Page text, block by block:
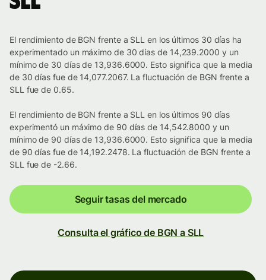
El rendimiento de BGN frente a SLL en los últimos 30 días ha
experimentado un máximo de 30 días de 14,239.2000 y un
mínimo de 30 días de 13,936.6000. Esto significa que la media
de 30 días fue de 14,077.2067. La fluctuación de BGN frente a
SLL fue de 0.65.
El rendimiento de BGN frente a SLL en los últimos 90 días
experimentó un máximo de 90 días de 14,542.8000 y un
mínimo de 90 días de 13,936.6000. Esto significa que la media
de 90 días fue de 14,192.2478. La fluctuación de BGN frente a
SLL fue de -2.66.
Seguir tasas del mercado
Consulta el gráfico de BGN a SLL